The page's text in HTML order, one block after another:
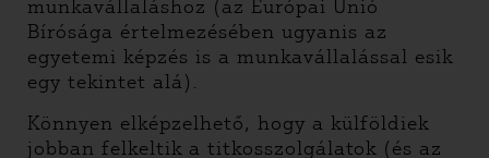
munkavállaláshoz (az Európai Unió
Bírósága értelmezésében ugyanis az
egyetemi képzés is a munkavállalással esik
egy tekintet alá).
Könnyen elképzelhető, hogy a külföldiek
jobban felkeltik a titkosszolgálatok (és az